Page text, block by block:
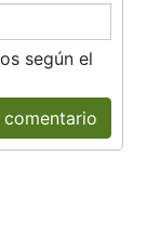
según el
comentario